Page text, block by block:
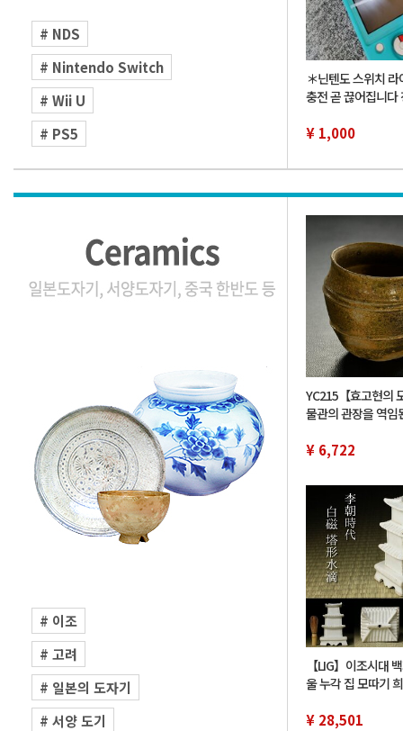
# NDS
# Nintendo Switch
# Wii U
# PS5
＊닌텐도 스위치 라
충전 곧 끊어집니다
DT247806
¥ 1,000
# 이조
# 고려
# 일본의 도자기
# 서양 도기
YC215【효고현의
물관의 관장을 역임
라 토기 손 컵 컵 진
¥ 6,722
【LIG】이조시대
울 누각 집 모따기
품 2607.870
¥ 28,501